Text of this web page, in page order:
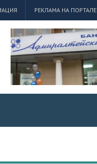
РЕКЛАМА НА ПОРТАЛЕ